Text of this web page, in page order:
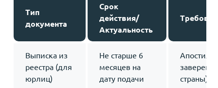
Тип
документа
Срок
действия/
Актуальность
Выписка из
реестра (для
юрлиц)
Не старше 6
месяцев на
дату подачи
Апостиль
страны)